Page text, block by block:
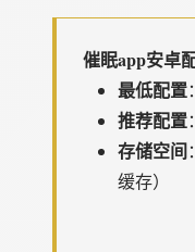
催眠app安卓
​最低配置​
​推荐配置​
​存储空间​
缓存）